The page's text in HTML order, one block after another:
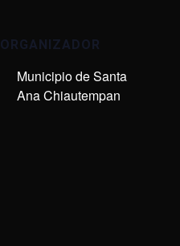
ORGANIZADOR
Municipio de Santa
Ana Chiautempan